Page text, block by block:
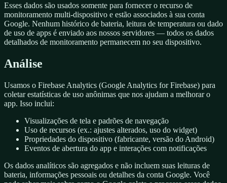
Esses dados são usados somente para fornecer o recurso de
monitoramento multi-dispositivo e estão associados à sua conta
Google. Nenhum histórico de bateria, leitura de temperatura ou dado
de uso de apps é enviado aos nossos servidores — todos os dados
detalhados de monitoramento permanecem no seu dispositivo.
Análise
Usamos o Firebase Analytics (Google Analytics for Firebase) para
coletar estatísticas de uso anônimas que nos ajudam a melhorar o
app. Isso inclui:
Visualizações de tela e padrões de navegação
Uso de recursos (ex.: ajustes alterados, uso do widget)
Propriedades do dispositivo (fabricante, versão do Android)
Eventos de abertura do app e interações com notificações
Os dados analíticos são agregados e não incluem suas leituras de
bateria, informações pessoais ou detalhes da conta Google. Você